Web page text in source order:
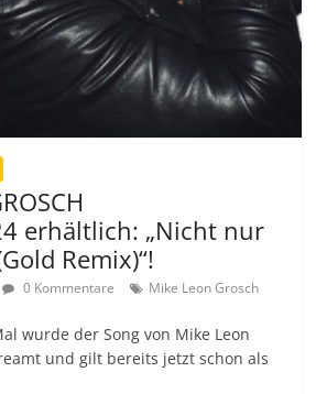
erhältlich: „Nicht nur
Remix)“!
0 Kommentare Mike Leon Grosch
wurde der Song von Mike Leon
und gilt bereits jetzt schon als